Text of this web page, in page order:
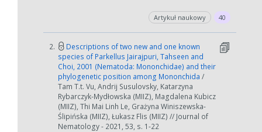
Artykuł naukowy 40
2.
Descriptions of two new and one known
species of Parkellus Jairajpuri, Tahseen and
Choi, 2001 (Nematoda: Mononchidae) and their
phylogenetic position among Mononchida /
Tam T.t. Vu, Andrij Susulovsky, Katarzyna
Rybarczyk-Mydłowska (MIIZ), Magdalena Kubicz
(MIIZ), Thi Mai Linh Le, Grażyna Winiszewska-
Ślipińska (MIIZ), Łukasz Flis (MIIZ) // Journal of
Nematology - 2021, 53, s. 1-22